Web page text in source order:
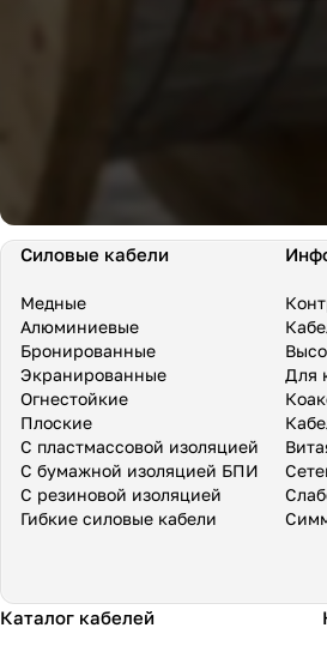
Силовые кабели
Медные
Алюминиевые
Бронированные
Экранированные
Огнестойкие
Плоские
С пластмассовой изоляцией
С бумажной изоляцией БПИ
С резиновой изоляцией
Гибкие силовые кабели
Для
Каталог кабелей